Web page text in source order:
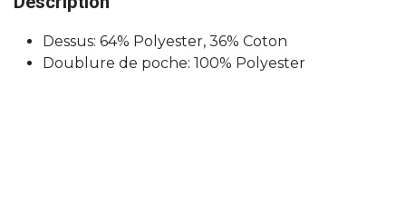
Dessus: 64% Polyester, 36% Coton
Doublure de poche: 100% Polyester